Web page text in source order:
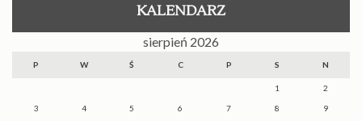
KALENDARZ
sierpień 2026
P W Ś C P S N
1 2
3 4 5 6 7 8 9